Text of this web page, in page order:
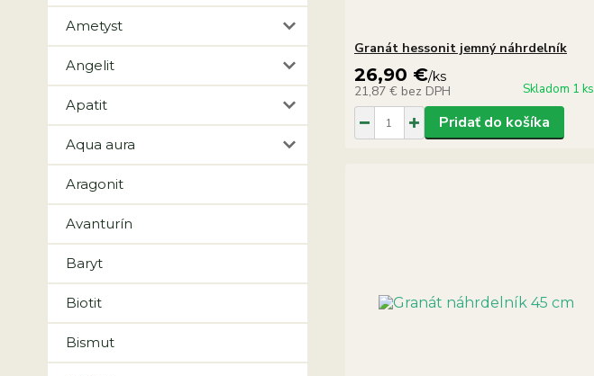
Ametyst
Angelit
Apatit
Aqua aura
Aragonit
Avanturín
Baryt
Biotit
Bismut
Granát hessonit jemný náhrdelník
26,90 €/ks
21,87 € bez DPH Skladom 1 ks
Pridať do košíka